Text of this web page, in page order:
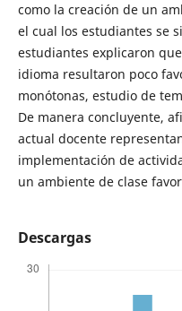
como la creación de un
el cual los estudiantes se
estudiantes explicaron
idioma resultaron poco
monótonas, estudio de
De manera concluyente,
actual docente
implementación de
un ambiente de clase
Descargas